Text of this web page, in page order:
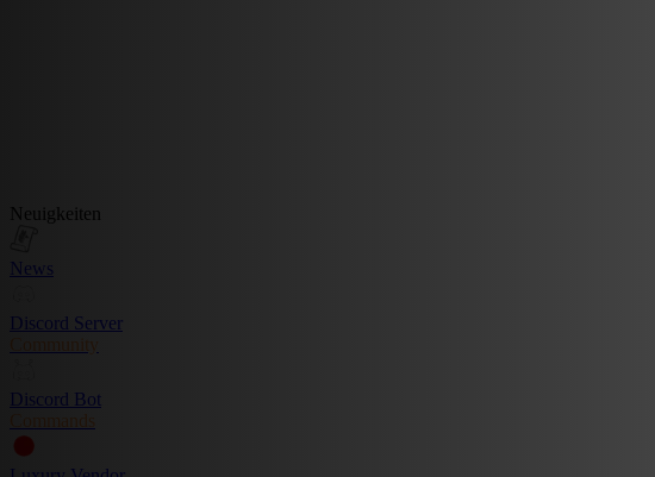
Neuigkeiten
News
Discord Server
Community
Discord Bot